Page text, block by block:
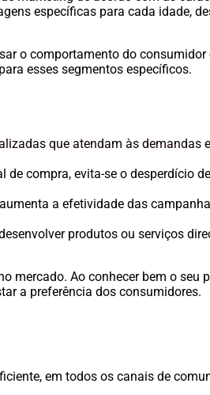
específicas para cada idade,
o comportamento do consumidor
esses segmentos específicos.
que atendam às demandas
compra, evita-se o desperdício
a efetividade das
produtos ou serviços
mercado. Ao conhecer bem o seu
a preferência dos consumidores.
em todos os canais de